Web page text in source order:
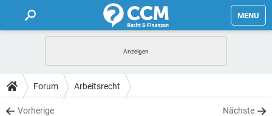
MENU
FORUM
TIPPS
Forum Arbeitsrecht
Vorherige Nächste